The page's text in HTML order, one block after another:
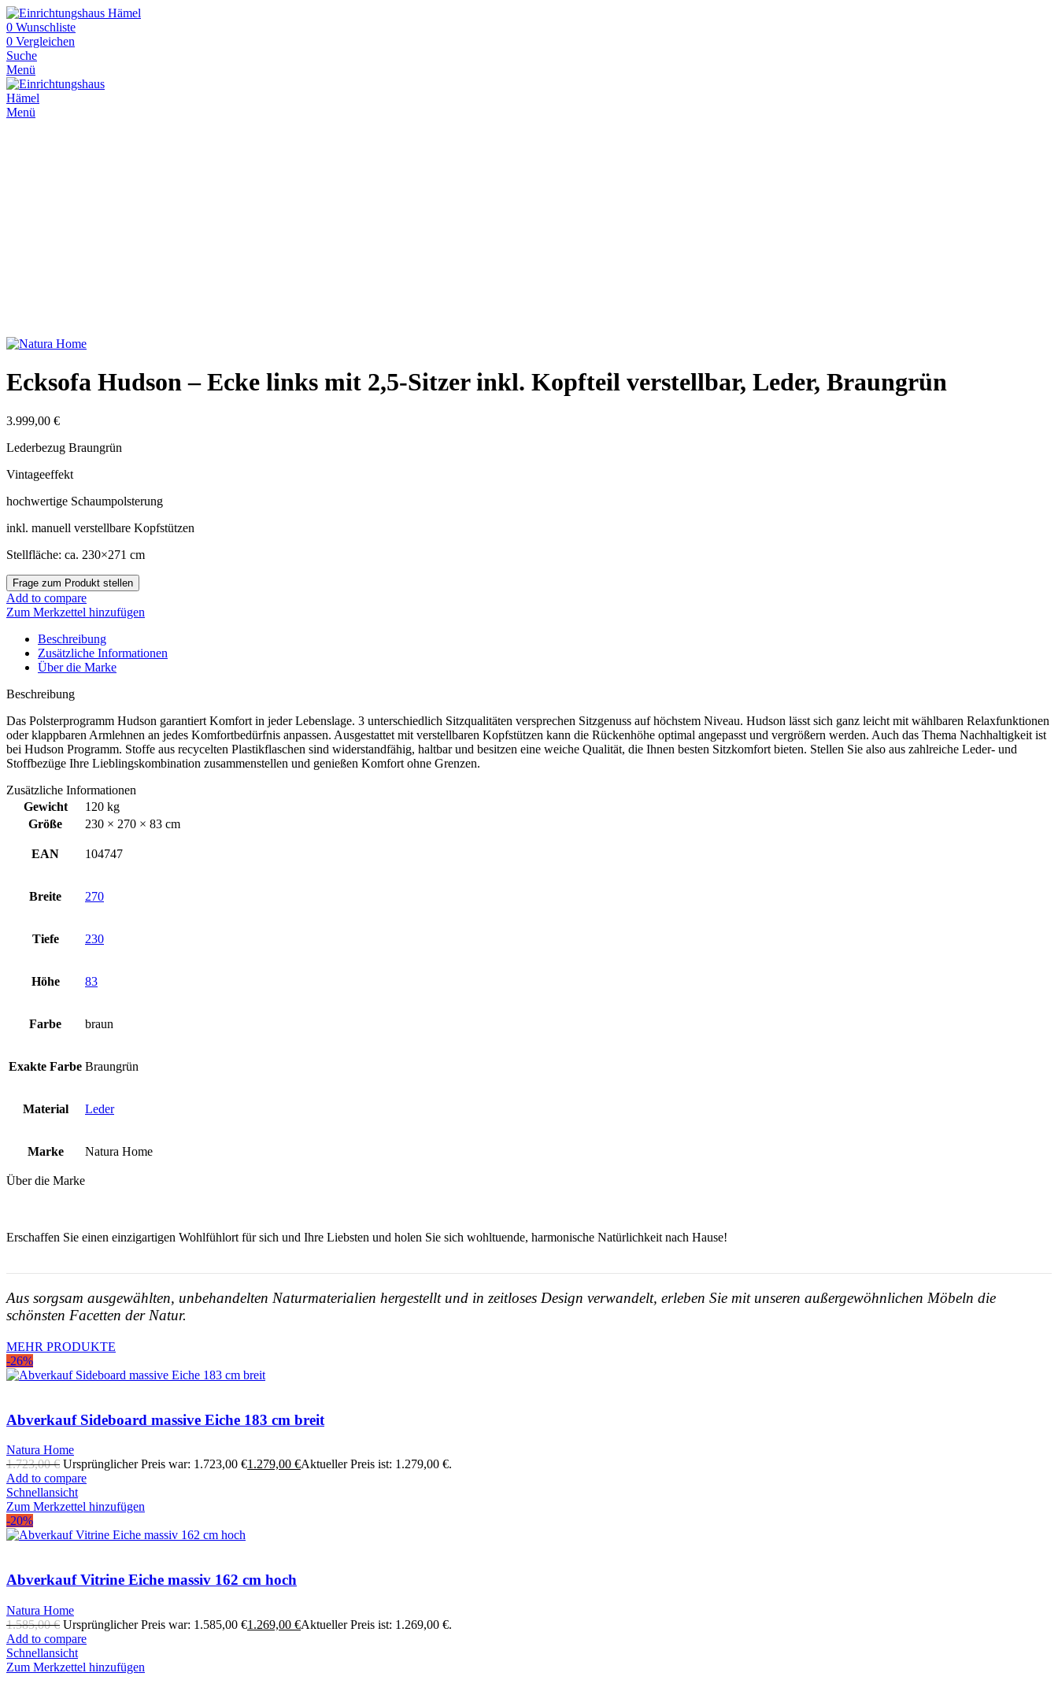
0 Wunschliste
0 Vergleichen
Suche
Menü
Menü
Ecksofa Hudson – Ecke links mit 2,5-Sitzer inkl. Kopfteil verstellbar, Leder, Braungrün
3.999,00 €
Lederbezug Braungrün
Vintageeffekt
hochwertige Schaumpolsterung
inkl. manuell verstellbare Kopfstützen
Stellfläche: ca. 230×271 cm
Add to compare
Zum Merkzettel hinzufügen
Beschreibung
Zusätzliche Informationen
Über die Marke
Beschreibung
Das Polsterprogramm Hudson garantiert Komfort in jeder Lebenslage. 3 unterschiedlich Sitzqualitäten versprechen Sitzgenuss auf höchstem Niveau. Hudson lässt sich ganz leicht mit wählbaren Relaxfunktionen
oder klappbaren Armlehnen an jedes Komfortbedürfnis anpassen. Ausgestattet mit verstellbaren Kopfstützen kann die Rückenhöhe optimal angepasst und vergrößern werden. Auch das Thema Nachhaltigkeit ist
bei Hudson Programm. Stoffe aus recycelten Plastikflaschen sind widerstandfähig, haltbar und besitzen eine weiche Qualität, die Ihnen besten Sitzkomfort bieten. Stellen Sie also aus zahlreiche Leder- und
Stoffbezüge Ihre Lieblingskombination zusammenstellen und genießen Komfort ohne Grenzen.
Zusätzliche Informationen
Gewicht
120 kg
Größe
230 × 270 × 83 cm
EAN 104747
Breite 270
Tiefe 230
Höhe 83
Farbe braun
Exakte Farbe Braungrün
Material Leder
Marke Natura Home
Über die Marke
Erschaffen Sie einen einzigartigen Wohlfühlort für sich und Ihre Liebsten und holen Sie sich wohltuende, harmonische Natürlichkeit nach Hause!
Aus sorgsam ausgewählten, unbehandelten Naturmaterialien hergestellt und in zeitloses Design verwandelt, erleben Sie mit unseren außergewöhnlichen Möbeln die
schönsten Facetten der Natur.
MEHR PRODUKTE
-26%
Abverkauf Sideboard massive Eiche 183 cm breit
Natura Home
1.723,00€ Ursprünglicher Preis war: 1.723,00 €1.279,00 €Aktueller Preis ist: 1.279,00 €.
Add to compare
Schnellansicht
Zum Merkzettel hinzufügen
-20%
Abverkauf Vitrine Eiche massiv 162 cm hoch
Natura Home
1.585,00€ Ursprünglicher Preis war: 1.585,00 €1.269,00 €Aktueller Preis ist: 1.269,00 €.
Add to compare
Schnellansicht
Zum Merkzettel hinzufügen